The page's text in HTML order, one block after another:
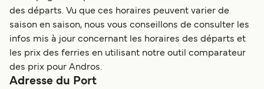
des départs. Vu que ces horaires peuvent varier de
saison en saison, nous vous conseillons de consulter les
infos mis à jour concernant les horaires des départs et
les prix des ferries en utilisant notre outil comparateur
des prix pour Andros.
Adresse du Port